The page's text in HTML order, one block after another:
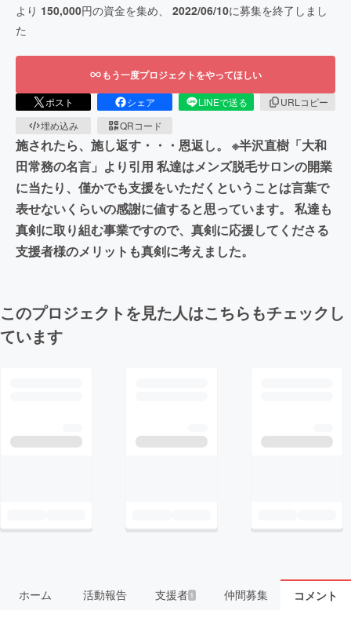
より 150,000円の資金を集め、 2022/06/10に募集を終了しまし
た
もう一度プロジェクトをやってほしい
ポスト シェア LINEで送る
URLコピー
埋め込み
QRコード
施されたら、施し返す・・・恩返し。 ※半沢直樹「大和
田常務の名言」より引用 私達はメンズ脱毛サロンの開業
に当たり、僅かでも支援をいただくということは言葉で
表せないくらいの感謝に値すると思っています。 私達も
真剣に取り組む事業ですので、真剣に応援してくださる
支援者様のメリットも真剣に考えました。
このプロジェクトを見た人はこちらもチェックし
ています
ホーム 活動報告 支援者 1 仲間募集 コメント